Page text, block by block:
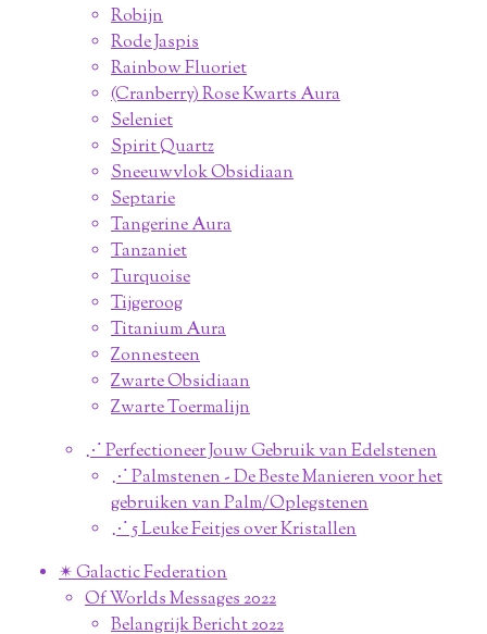
Robijn
Rode Jaspis
Rainbow Fluoriet
(Cranberry) Rose Kwarts Aura
Seleniet
Spirit Quartz
Sneeuwvlok Obsidiaan
Septarie
Tangerine Aura
Tanzaniet
Turquoise
Tijgeroog
Titanium Aura
Zonnesteen
Zwarte Obsidiaan
Zwarte Toermalijn
⋰ Perfectioneer Jouw Gebruik van Edelstenen
⋰ Palmstenen - De Beste Manieren voor het
gebruiken van Palm/Oplegstenen
⋰ 5 Leuke Feitjes over Kristallen
✴︎ Galactic Federation
Of Worlds Messages 2022
Belangrijk Bericht 2022